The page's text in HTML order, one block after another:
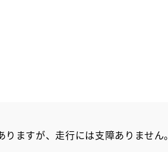
りますが、走行には支障ありません。